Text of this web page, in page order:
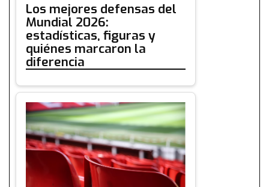
Los mejores defensas del
Mundial 2026:
estadísticas, figuras y
quiénes marcaron la
diferencia